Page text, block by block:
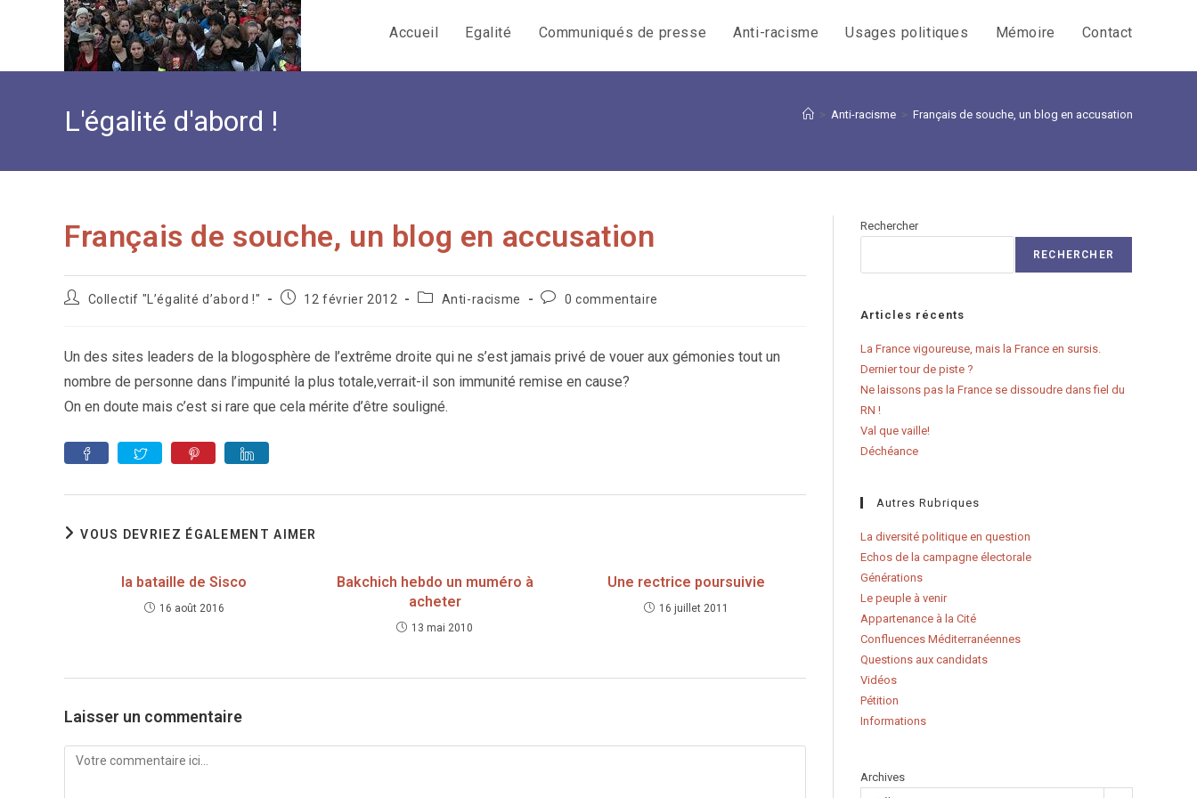
Accueil Egalité Communiqués de presse Anti-racisme Usages politiques Mémoire Contact
L'égalité d'abord ! > Anti-racisme > Français de souche, un blog en accusation
Français de souche, un blog en accusation
Auteur/autrice
Collectif "L’égalité d’abord !"
Publication
12 février 2012
PostAnti-racisme
Commentaires
0 commentaire
Un des sites leaders de la blogosphère de l’extrême droite qui ne s’est jamais privé de vouer aux gémonies tout un
nombre de personne dans l’impunité la plus totale,verrait-il son immunité remise en cause?
On en doute mais c’est si rare que cela mérite d’être souligné.
VOUS DEVRIEZ ÉGALEMENT AIMER
la bataille de Sisco
16 août 2016
Bakchich hebdo un muméro à
acheter
13 mai 2010
Une rectrice poursuivie
16 juillet 2011
Laisser un commentaire
Comment
Rechercher
RECHERCHER
Articles récents
La France vigoureuse, mais la France en sursis.
Dernier tour de piste ?
Ne laissons pas la France se dissoudre dans fiel du
RN !
Val que vaille!
Déchéance
Autres Rubriques
La diversité politique en question
Echos de la campagne électorale
Générations
Le peuple à venir
Appartenance à la Cité
Confluences Méditerranéennes
Questions aux candidats
Vidéos
Pétition
Informations
Archives